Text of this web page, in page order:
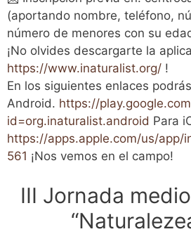
(aportando nombre, teléfono,
número de menores con su
¡No olvides descargarte la
https://www.inaturalist.org/ !
En los siguientes enlaces
Android. https://
id=org.inaturalist.android Para
https://apps.apple.com/us/app/
561 ¡Nos vemos en el campo!
III Jornada